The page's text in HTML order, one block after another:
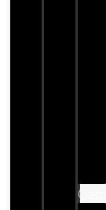
Gatos